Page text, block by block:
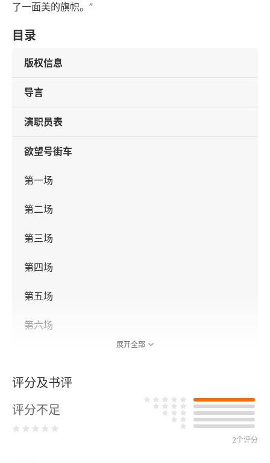
了一面美的旗帜。”
目录
版权信息
导言
演职员表
欲望号街车
第一场
第二场
第三场
第四场
第五场
第六场
第八场
第九场
展开全部
评分及书评
评分不足
2个评分